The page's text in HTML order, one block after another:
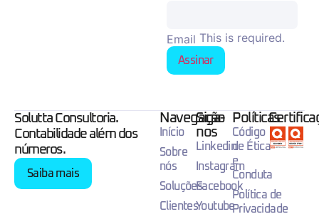
Email This is required.
Assinar
Solutta Consultoria.
Contabilidade além dos
números.
Saiba mais
Navegação
Início
Sobre
nós
Soluções
Clientes
Siga-
nos
Linkedin
Instagram
Facebook
Youtube
Políticas
Código
de Ética
e
Conduta
Política de
Privacidade